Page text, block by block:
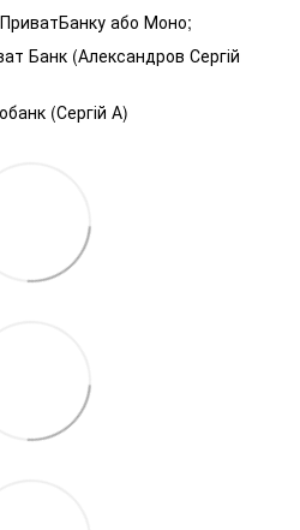
або Моно;
Банк (Александров Сергій
(Сергій А)